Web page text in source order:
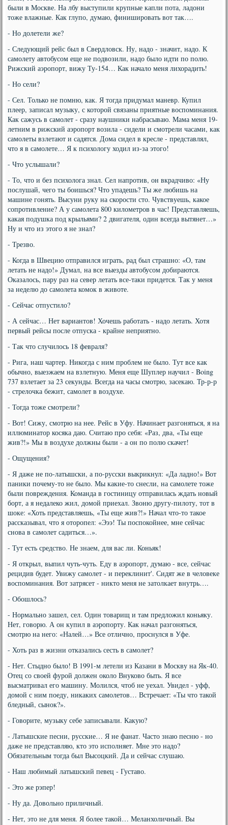
были в Москве. На лбу выступили крупные капли пота, ладони
тоже влажные. Как глупо, думаю, финишировать вот так….
- Но долетели же?
- Следующий рейс был в Свердловск. Ну, надо - значит, надо. К
самолету автобусом еще не подвозили, надо было идти по полю.
Рижский аэропорт, вижу Ту-154… Как начало меня лихорадить!
- Но сели?
- Сел. Только не помню, как. Я тогда придумал маневр. Купил
плеер, записал музыку, с которой связаны приятные воспоминания.
Как сажусь в самолет - сразу наушники набрасываю. Мама меня 19-
летним в рижский аэропорт возила - сидели и смотрели часами, как
самолеты взлетают и садятся. Дома сидел в кресле - представлял,
что я в самолете… Я к психологу ходил из-за этого!
- Что услышали?
- То, что и без психолога знал. Сел напротив, он вкрадчиво: «Ну
послушай, чего ты боишься? Что упадешь? Ты же любишь на
машине гонять. Высуни руку на скорости сто. Чувствуешь, какое
сопротивление? А у самолета 800 километров в час! Представляешь,
какая подушка под крыльями? 2 двигателя, один всегда вытянет…»
Ну и что из этого я не знал?
- Трезво.
- Когда в Швецию отправился играть, рад был страшно: «О, там
летать не надо!» Думал, на все выезды автобусом добираются.
Оказалось, пару раз на север летать все-таки придется. Так у меня
за неделю до самолета комок в животе.
- Сейчас отпустило?
- А сейчас… Нет вариантов! Хочешь работать - надо летать. Хотя
первый рейсы после отпуска - крайне неприятно.
- Так что случилось 18 февраля?
- Рига, наш чартер. Никогда с ним проблем не было. Тут все как
обычно, выезжаем на взлетную. Меня еще Шуплер научил - Boing
737 взлетает за 23 секунды. Всегда на часы смотрю, засекаю. Тр-р-р
- стрелочка бежит, самолет в воздухе.
- Тогда тоже смотрели?
- Вот! Сижу, смотрю на нее. Рейс в Уфу. Начинает разгоняться, я на
иллюминатор косяка даю. Считаю про себя: «Раз, два, «Ты еще
жив?!» Мы в воздухе должны были - а он по полю скачет!
- Ощущения?
- Я даже не по-латышски, а по-русски выкрикнул: «Да ладно!» Вот
паники почему-то не было. Мы какие-то снесли, на самолете тоже
были повреждения. Команда в гостиницу отправилась ждать новый
борт, а я недалеко жил, домой приехал. Звоню другу-пилоту, тот в
шоке: «Хоть представляешь, «Ты еще жив?!» Начал что-то такое
рассказывал, что я оторопел: «Эээ! Ты поспокойнее, мне сейчас
снова в самолет садиться…».
- Тут есть средство. Не знаем, для вас ли. Коньяк!
- Я открыл, выпил чуть-чуть. Еду в аэропорт, думаю - все, сейчас
рецидив будет. Увижу самолет - и переклинит'. Сидят же в человеке
воспоминания. Вот затрясет - никто меня не затолкает внутрь….
- Обошлось?
- Нормально зашел, сел. Один товарищ и там предложил коньяку.
Нет, говорю. А он купил в аэропорту. Как начал разгоняться,
смотрю на него: «Налей…» Все отлично, проснулся в Уфе.
- Хоть раз в жизни отказались сесть в самолет?
- Нет. Стыдно было! В 1991-м летели из Казани в Москву на Як-40.
Отец со своей фурой должен около Внуково быть. Я все
высматривал его машину. Молился, чтоб не уехал. Увидел - уфф,
домой с ним поеду, никаких самолетов… Встречает: «Ты что такой
бледный, сынок?».
- Говорите, музыку себе записывали. Какую?
- Латышские песни, русские… Я не фанат. Часто знаю песню - но
даже не представляю, кто это исполняет. Мне это надо?
Обязательным тогда был Высоцкий. Да и сейчас слушаю.
- Наш любимый латышский певец - Густаво.
- Это же рэпер!
- Ну да. Довольно приличный.
- Нет, это не для меня. Я более такой… Меланхоличный. Вы